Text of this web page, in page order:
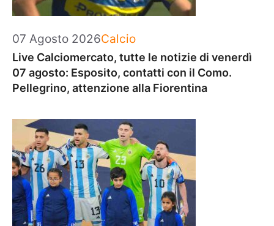
07 Agosto 2026Categorie
Calcio
Live Calciomercato, tutte le notizie di venerdì
07 agosto: Esposito, contatti con il Como.
Pellegrino, attenzione alla Fiorentina